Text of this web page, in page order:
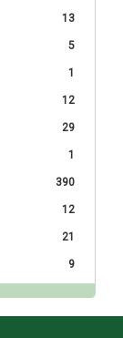
13
5
1
12
29
1
390
12
21
9